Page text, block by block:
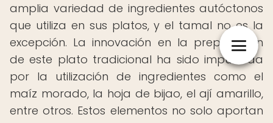
amplia variedad de ingredientes autóctonos
que utiliza en sus platos, y el tamal no es la
excepción. La innovación en la preparación
de este plato tradicional ha sido impulsada
por la utilización de ingredientes como el
maíz morado, la hoja de bijao, el ají amarillo,
entre otros. Estos elementos no solo aportan